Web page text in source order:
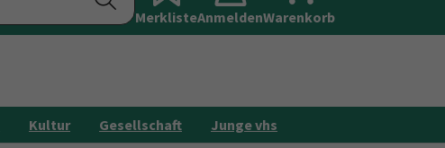
Galerie Kontakt
MerklisteAnmeldenWarenkorb
Kultur Gesellschaft Junge vhs